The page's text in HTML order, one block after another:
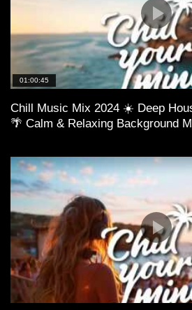
01:00:45
Chill Music Mix 2024 ☀️ Deep
🌴 Calm & Relaxing Background